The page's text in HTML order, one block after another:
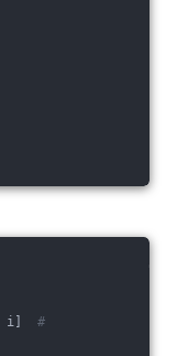
i] #